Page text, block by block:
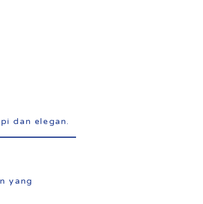
dan elegan.
yang